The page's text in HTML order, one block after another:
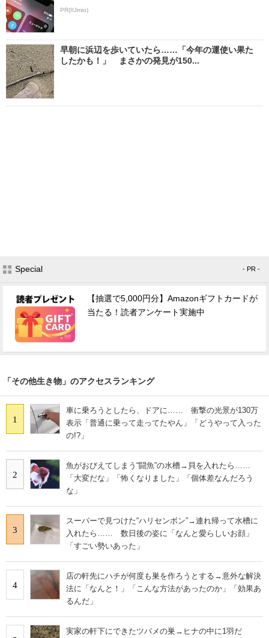
PR(IIJmio)
早朝に浜辺を歩いていたら……「今年の運使い果た
したかも！」 まさかの発見が150...
Special - PR -
【抽選で5,000円分】Amazonギフトカードが
当たる！読者アンケート実施中
「その他生き物」のアクセスランキング
1
車に乗ろうとしたら、ドアに…… 衝撃の光景が130万
表示「普通に乗って走ってたやん」「どうやって入った
の!?」
2
魚がおびえてしまう“闘魚”の水槽→貝を入れたら……
「大変だな」「怖くなりました」「個体差なんだろう
な」
3
スーパーで見つけた“ハリセンボン”→連れ帰って水槽に
入れたら…… 数日後の姿に「なんと愛らしいお顔」
「すごい勢いあった」
4
店の軒先にハチが何度も巣を作ろうとする→意外な解決
法に「なんと！」「こんな方法があったのか」「効果あ
るんだ」
実家の軒下にできたツバメの巣→ヒナの中に1羽だ